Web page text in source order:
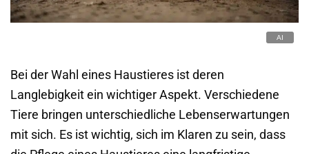
Bei der Wahl eines Haustieres ist deren
Langlebigkeit ein wichtiger Aspekt. Verschiedene
Tiere bringen unterschiedliche Lebenserwartungen
mit sich. Es ist wichtig, sich im Klaren zu sein, dass